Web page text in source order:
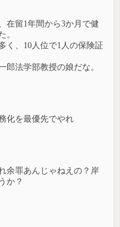
在留1年間から3か月で健
。
く、10人位で1人の保険証
郎法学部教授の娘だな。
化を最優先でやれ
余罪あんじゃねえの？岸
か？